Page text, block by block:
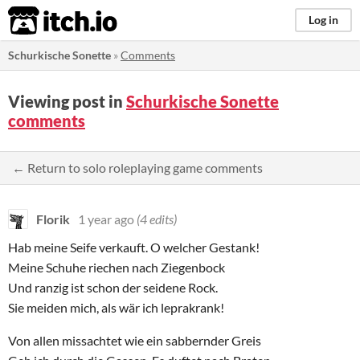
itch.io Log in
Schurkische Sonette »Comments
Viewing post in Schurkische Sonette
comments
← Return to solo roleplaying game comments
Florik 1 year ago (4 edits)
Hab meine Seife verkauft. O welcher Gestank!
Meine Schuhe riechen nach Ziegenbock
Und ranzig ist schon der seidene Rock.
Sie meiden mich, als wär ich leprakrank!
Von allen missachtet wie ein sabbernder Greis